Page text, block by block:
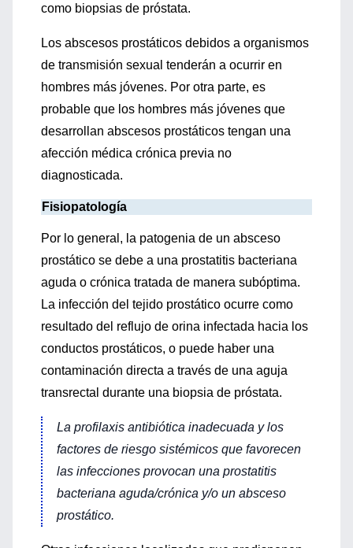
como biopsias de próstata.
Los abscesos prostáticos debidos a organismos
de transmisión sexual tenderán a ocurrir en
hombres más jóvenes. Por otra parte, es
probable que los hombres más jóvenes que
desarrollan abscesos prostáticos tengan una
afección médica crónica previa no
diagnosticada.
Fisiopatología
Por lo general, la patogenia de un absceso
prostático se debe a una prostatitis bacteriana
aguda o crónica tratada de manera subóptima.
La infección del tejido prostático ocurre como
resultado del reflujo de orina infectada hacia los
conductos prostáticos, o puede haber una
contaminación directa a través de una aguja
transrectal durante una biopsia de próstata.
La profilaxis antibiótica inadecuada y los
factores de riesgo sistémicos que favorecen
las infecciones provocan una prostatitis
bacteriana aguda/crónica y/o un absceso
prostático.